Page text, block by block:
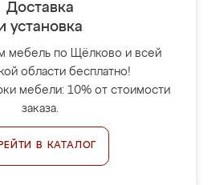
Доставка
установка
мебель по Щёлково и всей
области бесплатно!
мебели: 10% от стоимости
заказа.
В КАТАЛОГ